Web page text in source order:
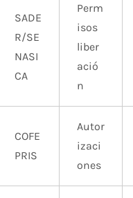
SADE
R/SE
NASI
CA
Perm
isos
liber
ació
n
COFE
PRIS
Autor
izaci
ones